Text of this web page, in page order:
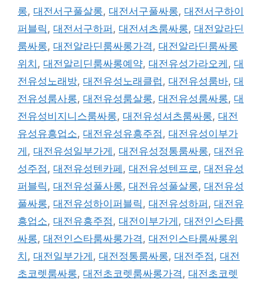
롱, 대전서구풀살롱, 대전서구풀싸롱, 대전서구하이
퍼블릭 , 대전서구하퍼 , 대전셔츠룸싸롱, 대전알라딘
룸싸롱, 대전알라딘룸싸롱가격 , 대전알라딘룸싸롱
위치 , 대전알리딘룸싸롱예약, 대전유성가라오케 , 대
전유성노래방, 대전유성노래클럽 , 대전유성룸바, 대
전유성룸사롱, 대전유성룸살롱, 대전유성룸싸롱, 대
전유성비지니스룸싸롱, 대전유성셔츠룸싸롱, 대전
유성유흥업소, 대전유성유흥주점 , 대전유성이부가
게 , 대전유성일부가게 , 대전유성정통룸싸롱, 대전유
성주점 , 대전유성텐카페 , 대전유성텐프로 , 대전유성
퍼블릭 , 대전유성풀사롱, 대전유성풀살롱, 대전유성
풀싸롱, 대전유성하이퍼블릭 , 대전유성하퍼 , 대전유
흥업소, 대전유흥주점 , 대전이부가게 , 대전인스타룸
싸롱, 대전인스타룸싸롱가격 , 대전인스타룸싸롱위
치 , 대전일부가게 , 대전정통룸싸롱, 대전주점 , 대전
초코렛룸싸롱, 대전초코렛룸싸롱가격 , 대전초코렛